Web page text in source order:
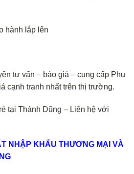
hành lắp lên
tư vấn – báo giá – cung cấp Phụ
cạnh tranh nhất trên thị trường.
tại Thành Dũng – Liên hệ với
NHẬP KHẨU THƯƠNG MẠI VÀ